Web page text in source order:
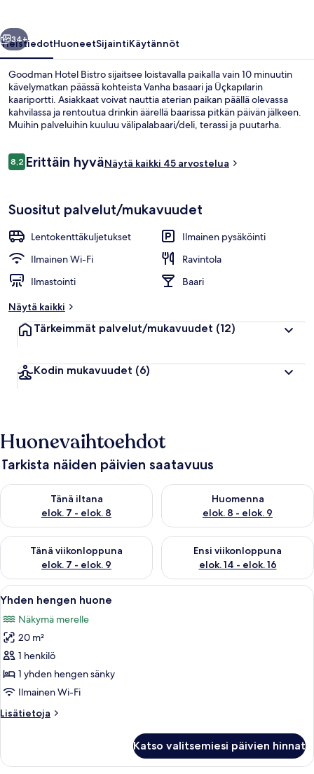
Seuraava
34+
YleistiedotHuoneetSijaintiKäytännöt
Goodman Hotel Bistro sijaitsee loistavalla paikalla vain 10 minuutin
kävelymatkan päässä kohteista Vanha basaari ja Üçkapılarin
kaariportti. Asiakkaat voivat nauttia aterian paikan päällä olevassa
kahvilassa ja rentoutua drinkin äärellä baarissa pitkän päivän jälkeen.
Muihin palveluihin kuuluu välipalabaari/deli, terassi ja puutarha.
Arvostelut
8,28,2 kautta 10.
Erittäin hyväNäytä kaikki 45 arvostelua
Suositut palvelut/mukavuudet
Lentokenttäkuljetukset
Ilmainen pysäköinti
Ilmainen Wi-Fi
Ravintola
Ilmastointi
Baari
Näytä kaikki
Tärkeimmät palvelut/mukavuudet (12)
Kodin mukavuudet (6)
Huonevaihtoehdot
Tarkista näiden päivien saatavuus
Tänä iltana
elok. 7 - elok. 8
Tarkista tämän illan saatavuus elok. 7 - elok. 8
Huomenna
elok. 8 - elok. 9
Tarkista huomisen saatavuus
Tänä viikonloppuna
elok. 7 - elok. 9
Tarkista tämän viikonlopun saatavuus elok. 7 - elok. 9
Ensi viikonloppuna
elok. 14 - elok. 16
Tarkista ensi viikonlopun
Avaa
kaikki
huonetyypin
Yhden
hengen
huone
kuvat
Makuuhuone, jossa on puinen
6
Yhden hengen huone
Näkymä merelle
20 m²
1 henkilö
1 yhden hengen sänky
Ilmainen Wi-Fi
Lisätietoja
Lisätietoja
huone
Katso valitsemiesi päivien hinnat